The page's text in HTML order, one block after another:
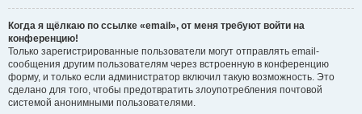
Когда я щёлкаю по ссылке «email», от меня требуют войти на
конференцию!
Только зарегистрированные пользователи могут отправлять email-
сообщения другим пользователям через встроенную в конференцию
форму, и только если администратор включил такую возможность. Это
сделано для того, чтобы предотвратить злоупотребления почтовой
системой анонимными пользователями.